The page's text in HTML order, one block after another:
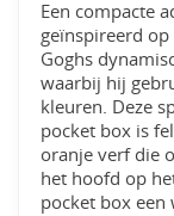
Een compacte
geïnspireerd
Goghs
waarbij hij
kleuren. Deze
pocket box is
oranje verf die
het hoofd op
pocket box een